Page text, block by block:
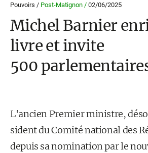
Pouvoirs / Post-Matignon / 02/06/2025
Michel Barnier
livre et invite
500
L'ancien Premier ministre,
sident du Comité national des
depuis sa nomination par le